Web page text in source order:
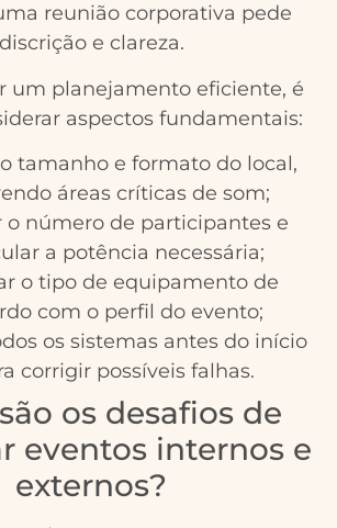
reunião corporativa pede
discrição e clareza.
um planejamento eficiente, é
aspectos fundamentais:
tamanho e formato do local,
áreas críticas de som;
o número de participantes e
a potência necessária;
o tipo de equipamento de
com o perfil do evento;
os sistemas antes do início
corrigir possíveis falhas.
os desafios de
eventos internos e
externos?